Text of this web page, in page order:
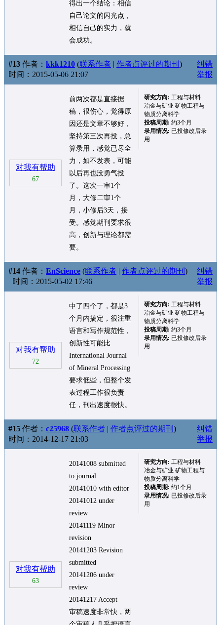
得出一个结论：相信
自己论文的闪光点，
相信自己的实力，就
会成功。
#13 作者： kkk1210 (联系作者 | 作者点评过的期刊 )
时间：2015-05-06 21:07
纠错
举报
对我有帮助
67
前两次都是直接据
稿，很伤心，觉得原
因还是文章不够好，
坚持第三次再投，总
算录用，感觉已尽全
力，如不发表，可能
以后再也没勇气投
了。这次一审1个
月，大修二审1个
月，小修后3天，接
受。感觉期刊要求很
高，创新与理论都需
要。
研究方向: 工程与材料
冶金与矿业 矿物工程与
物质分离科学
投稿周期: 约3个月
录用情况: 已投修改后录
用
#14 作者： EnScience (联系作者 | 作者点评过的期刊 )
时间：2015-05-02 17:46
纠错
举报
对我有帮助
72
中了四个了，都是3
个月内搞定，很注重
语言和写作规范性，
创新性可能比
International Journal
of Mineral Processing
要求低些，但整个发
表过程工作很负责
任，刊出速度很快。
研究方向: 工程与材料
冶金与矿业 矿物工程与
物质分离科学
投稿周期: 约3个月
录用情况: 已投修改后录
用
#15 作者： c25968 (联系作者 | 作者点评过的期刊 )
时间：2014-12-17 21:03
纠错
举报
对我有帮助
63
20141008 submitted
to journal
20141010 with editor
20141012 under
review
20141119 Minor
revision
20141203 Revision
submitted
20141206 under
review
20141217 Accept
审稿速度非常快，两
研究方向: 工程与材料
冶金与矿业 矿物工程与
物质分离科学
投稿周期: 约1个月
录用情况: 已投修改后录
用